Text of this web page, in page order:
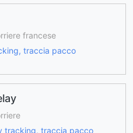
francese
traccia pacco
tracking, traccia pacco